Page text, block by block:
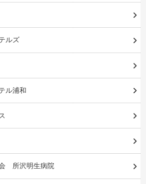
ルズ
ル浦和
所沢明生病院